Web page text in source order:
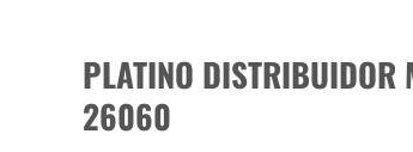
PLATINO
26060